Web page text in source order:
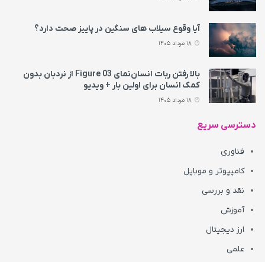
آیا وقوع سیلاب های سنگین در پاییز صحت دارد؟
بالا رفتن ربات انسان‌نمای Figure 03 از نردبان بدون
کمک انسان برای اولین بار + ویدیو
دسترسی سریع
فناوری
کامپیوتر و موبایل
نقد و بررسی
آموزش
ارز دیجیتال
علمی